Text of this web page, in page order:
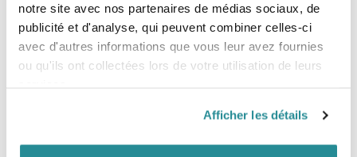
notre site avec nos partenaires de médias sociaux, de
publicité et d'analyse, qui peuvent combiner celles-ci
avec d'autres informations que vous leur avez fournies
ou qu'ils ont collectées lors de votre utilisation de leurs
Afficher les détails
- Credit card at the airport
- Cash at the airport